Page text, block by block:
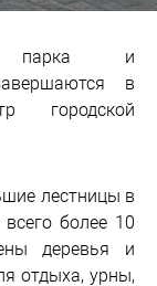
парка и
в
городской
лестницы в
более 10
деревья и
отдыха, урны,